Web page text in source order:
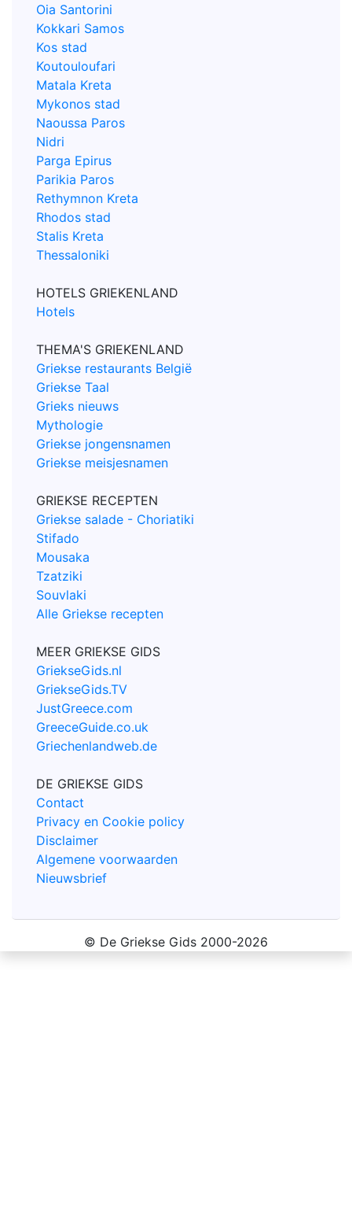
Oia Santorini
Kokkari Samos
Kos stad
Koutouloufari
Matala Kreta
Mykonos stad
Naoussa Paros
Nidri
Parga Epirus
Parikia Paros
Rethymnon Kreta
Rhodos stad
Stalis Kreta
Thessaloniki
HOTELS GRIEKENLAND
Hotels
THEMA'S GRIEKENLAND
Griekse restaurants België
Griekse Taal
Grieks nieuws
Mythologie
Griekse jongensnamen
Griekse meisjesnamen
GRIEKSE RECEPTEN
Griekse salade - Choriatiki
Stifado
Mousaka
Tzatziki
Souvlaki
Alle Griekse recepten
MEER GRIEKSE GIDS
GriekseGids.nl
GriekseGids.TV
JustGreece.com
GreeceGuide.co.uk
Griechenlandweb.de
DE GRIEKSE GIDS
Contact
Privacy en Cookie policy
Disclaimer
Algemene voorwaarden
Nieuwsbrief
© De Griekse Gids 2000-2026